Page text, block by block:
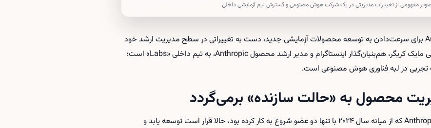
مفهومی از تغییرات مدیریتی در یک شرکت هوش مصنوعی و گسترش تیم آزمایشی داخلی
استارتاپ هوش مصنوعی Anthropic برای سرعت‌دادن به توسعه محصولات آزمایشی جدید، دست به تغییراتی در سطح مدیریت ارشد خود
زده است. مهم‌ترین تغییر، جابه‌جایی مایک کریگر، هم‌بنیان‌گذار اینستاگرام و مدیر ارشد محصول Anthropic، به تیم داخلی «Labs» است؛
در لبه فناوری هوش مصنوعی است.
محصول به «حالت سازنده» برمی‌گردد
به‌گزارش The Verge، تیم Anthropic Labs که از میانه سال ۲۰۲۴ با تنها دو عضو شروع به کار کرده بود، حالا قرار است توسعه یابد و